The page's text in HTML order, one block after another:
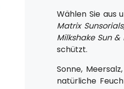
Wählen Sie aus
Matrix
Milkshake Sun
schützt.
Sonne,
natürliche